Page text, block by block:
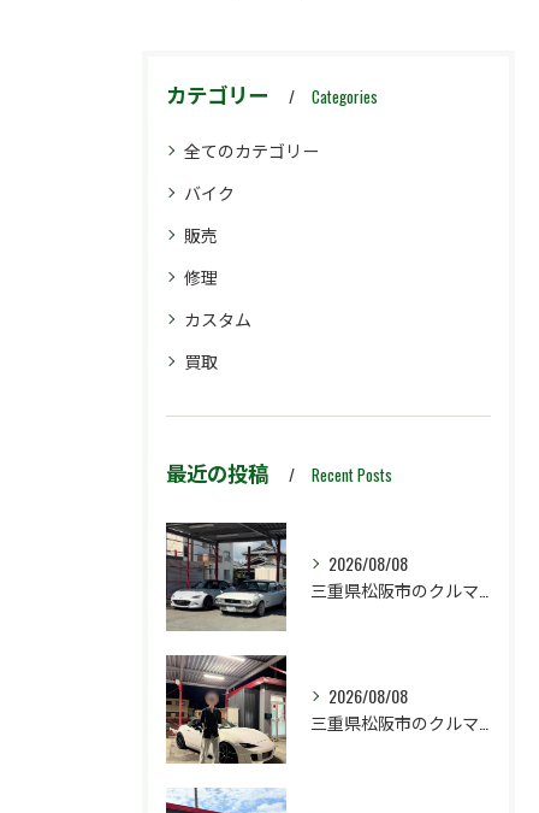
カテゴリー Categories
全てのカテゴリー
バイク
販売
修理
カスタム
買取
最近の投稿 Recent Posts
2026/08/08
2026/08/08